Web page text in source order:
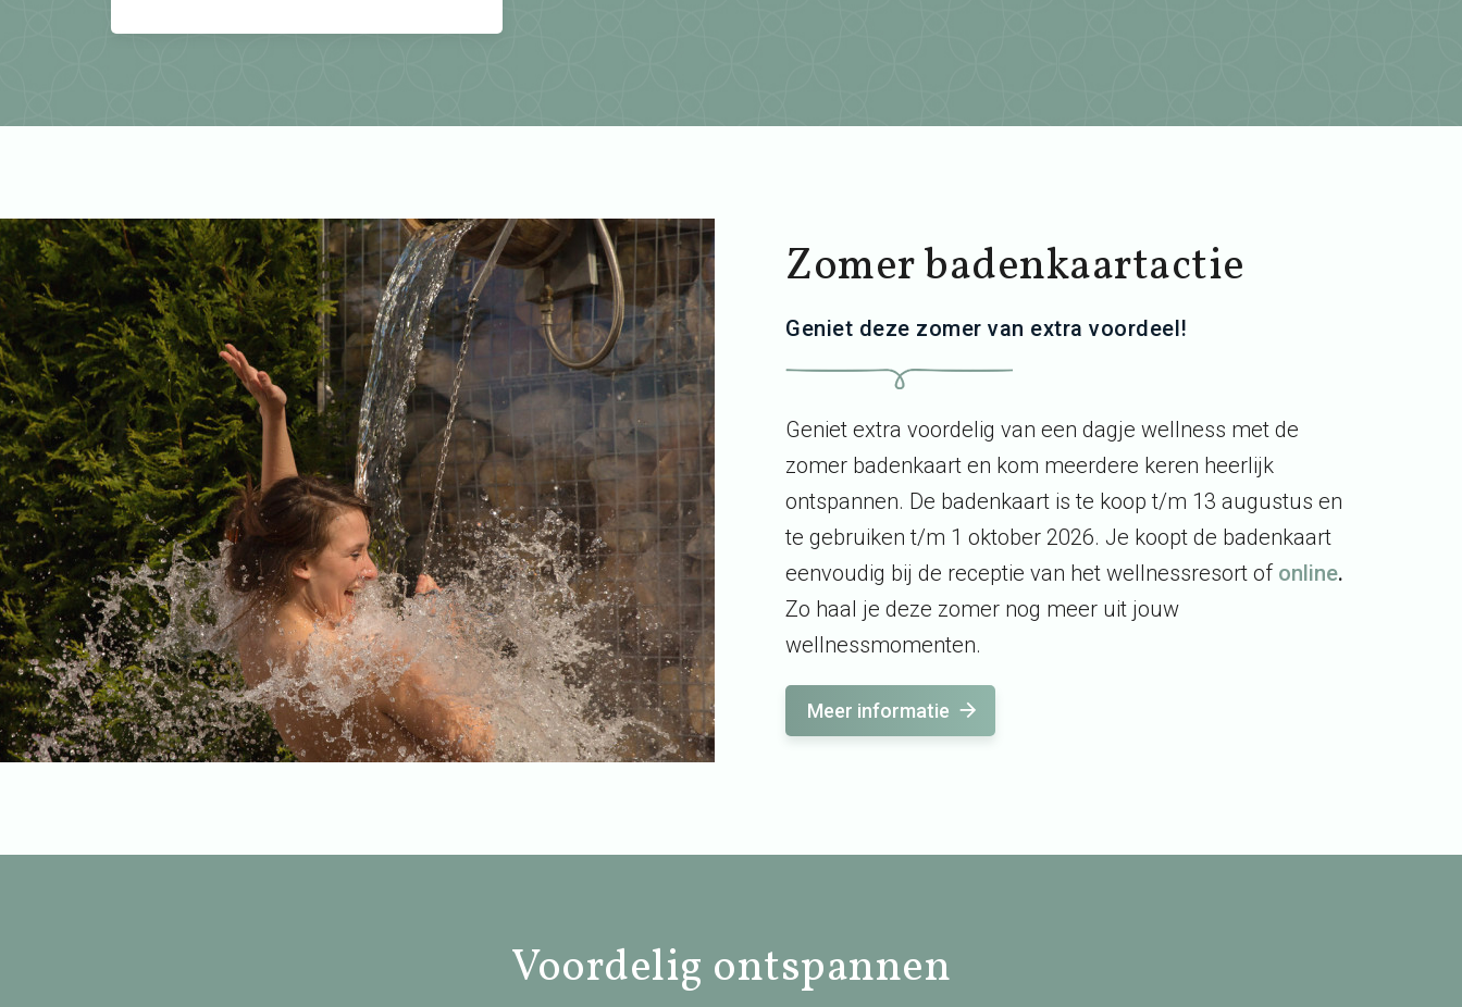
Zomer badenkaartactie
Geniet deze zomer van extra voordeel!
Geniet extra voordelig van een dagje wellness met de
zomer badenkaart en kom meerdere keren heerlijk
ontspannen. De badenkaart is te koop t/m 13 augustus en
te gebruiken t/m 1 oktober 2026. Je koopt de badenkaart
eenvoudig bij de receptie van het wellnessresort of online.
Zo haal je deze zomer nog meer uit jouw
wellnessmomenten.
Meer informatie
Voordelig ontspannen